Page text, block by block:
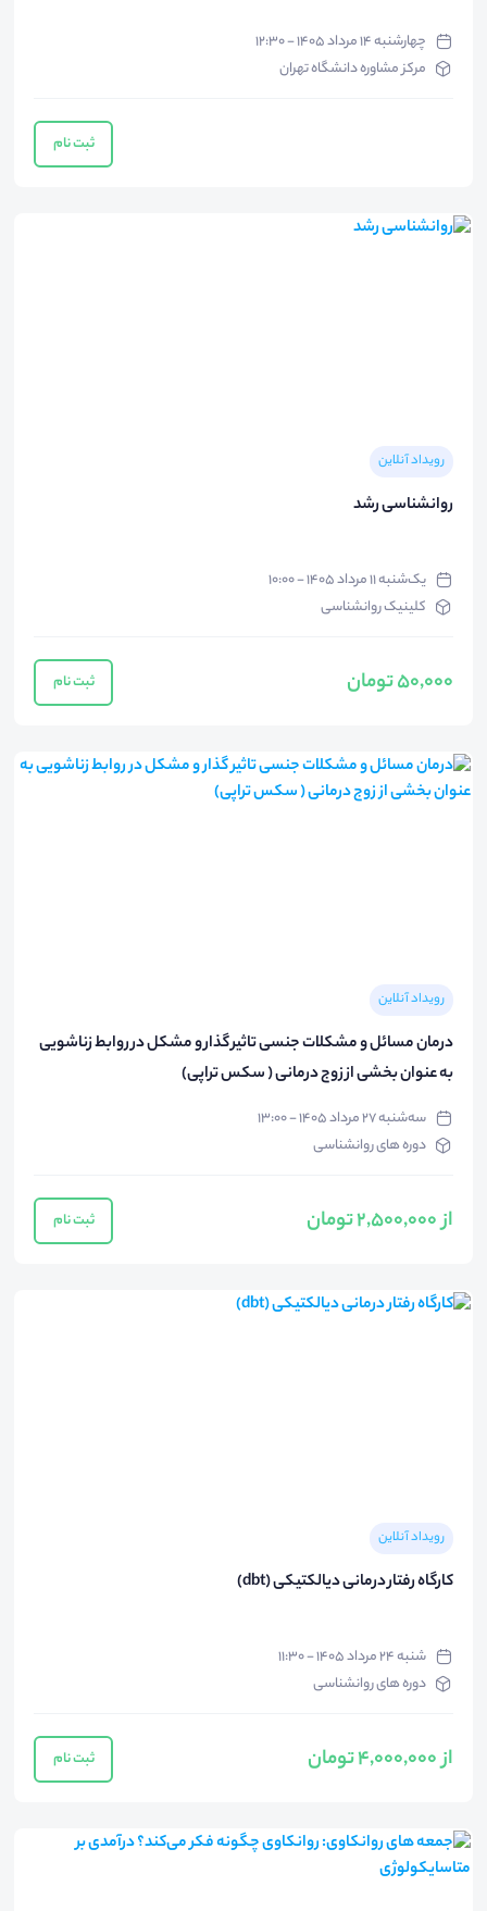
چهارشنبه ۱۴ مرداد ۱۴۰۵ - ۱۲:۳۰
مرکز مشاوره دانشگاه تهران
ثبت نام
رویداد آنلاین
روانشناسی رشد
یک‌شنبه ۱۱ مرداد ۱۴۰۵ - ۱۰:۰۰
کلینیک روانشناسی
50,000 تومان ثبت نام
رویداد آنلاین
درمان مسائل و مشکلات جنسی تاثیر گذار و مشکل در روابط زناشویی
به عنوان بخشی از زوج درمانی ( سکس تراپی)
سه‌شنبه ۲۷ مرداد ۱۴۰۵ - ۱۳:۰۰
دوره های روانشناسی
از 2,500,000 تومان ثبت نام
رویداد آنلاین
کارگاه رفتار درمانی دیالکتیکی (dbt)
شنبه ۲۴ مرداد ۱۴۰۵ - ۱۱:۳۰
دوره های روانشناسی
از 4,000,000 تومان ثبت نام